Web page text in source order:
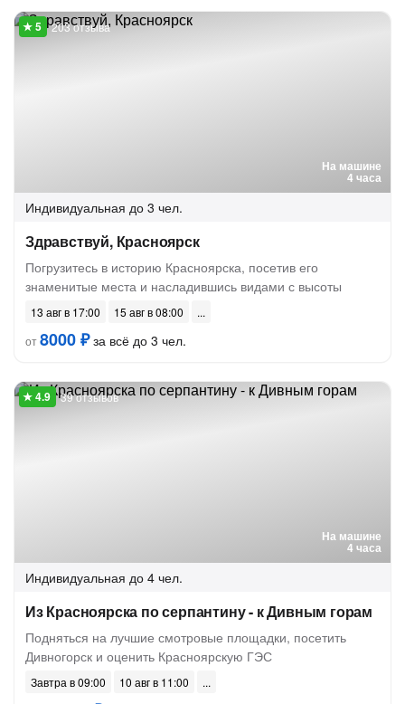
На машине
4 часа
203 отзыва
Индивидуальная до 3 чел.
Здравствуй, Красноярск
Погрузитесь в историю Красноярска, посетив его
знаменитые места и насладившись видами с высоты
13 авг в 17:00
15 авг в 08:00
от8000 ₽за всё до 3 чел.
На машине
4 часа
39 отзывов
Индивидуальная до 4 чел.
Из Красноярска по серпантину - к Дивным горам
Подняться на лучшие смотровые площадки, посетить
Дивногорск и оценить Красноярскую ГЭС
Завтра в 09:00
10 авг в 11:00